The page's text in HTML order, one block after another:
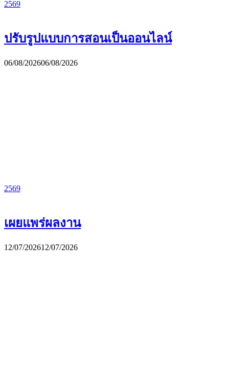
2569
ปรับรูปแบบการสอนเป็นออนไลน์
06/08/202606/08/2026
2569
เผยแพร่ผลงาน
12/07/202612/07/2026